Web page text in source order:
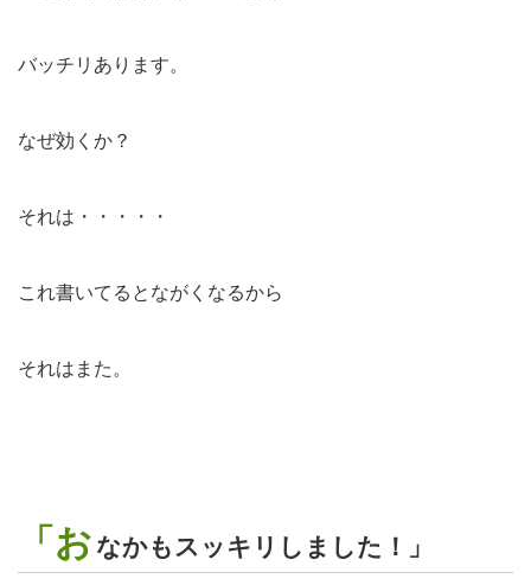
バッチリあります。
なぜ効くか？
それは・・・・・
これ書いてるとながくなるから
それはまた。
「お なかもスッキリしました！」